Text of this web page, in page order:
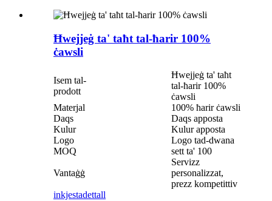
Ħwejjeġ ta' taħt tal-ħarir 100%
ċawsli
Isem tal-
prodott
Ħwejjeġ ta' taħt
tal-ħarir 100%
ċawsli
Materjal
100% ħarir ċawsli
Daqs
Daqs apposta
Kulur
Kulur apposta
Logo
Logo tad-dwana
MOQ
sett ta' 100
Vantaġġ
Servizz
personalizzat,
prezz kompetittiv
inkjestadettall